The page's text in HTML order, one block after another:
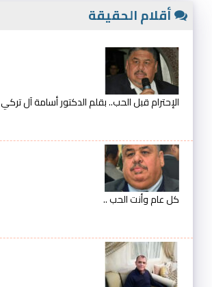
أقلام الحقيقة
الإحترام قبل الحب.. بقلم الدكتور أسامة آل تركي
كل عام وأنت الحب ..